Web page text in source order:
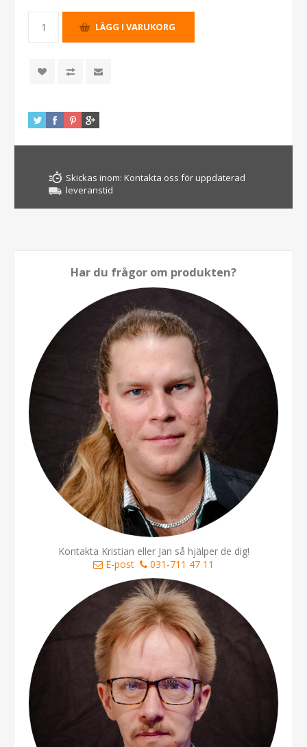
Skickas inom: Kontakta oss för uppdaterad
leveranstid
Har du frågor om produkten?
Kontakta Kristian eller Jan så hjälper de dig!
E-post
031-711 47 11